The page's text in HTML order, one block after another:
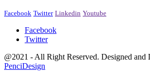
Facebook Twitter Linkedin Youtube
Facebook
Twitter
@2021 - All Right Reserved. Designed and
PenciDesign